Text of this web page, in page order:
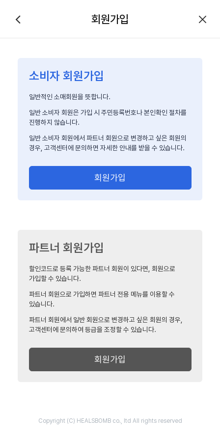
회원가입
소비자 회원가입
일반적인 소매회원을 뜻합니다.
일반 소비자 회원은 가입 시 주민등록번호나 본인확인 절차를
진행하지 않습니다.
일반 소비자 회원에서 파트너 회원으로 변경하고 싶은 회원의
경우, 고객센터에 문의하면 자세한 안내를 받을 수 있습니다.
회원가입
파트너 회원가입
할인코드로 등록 가능한 파트너 회원이 있다면, 회원으로
가입할 수 있습니다.
파트너 회원으로 가입하면 파트너 전용 메뉴를 이용할 수
있습니다.
파트너 회원에서 일반 회원으로 변경하고 싶은 회원의 경우,
고객센터에 문의하여 등급을 조정할 수 있습니다.
회원가입
Copyright (C) HEALSBOMB co., ltd All rights reserved